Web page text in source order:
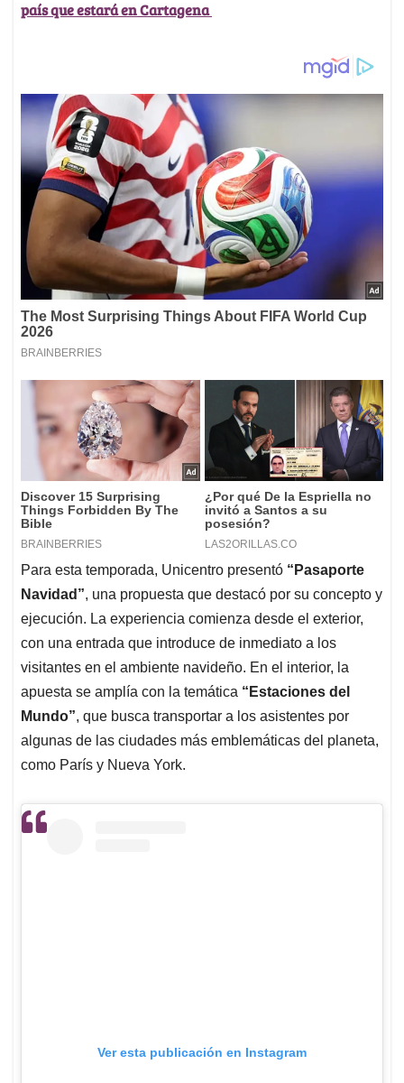
país que estará en Cartagena
Para esta temporada, Unicentro presentó “Pasaporte
Navidad”, una propuesta que destacó por su concepto y
ejecución. La experiencia comienza desde el exterior,
con una entrada que introduce de inmediato a los
visitantes en el ambiente navideño. En el interior, la
apuesta se amplía con la temática “Estaciones del
Mundo”, que busca transportar a los asistentes por
algunas de las ciudades más emblemáticas del planeta,
como París y Nueva York.
Ver esta publicación en Instagram